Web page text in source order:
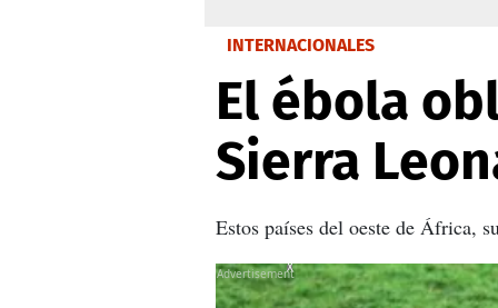
INTERNACIONALES
El ébola
Sierra
Estos países del oeste de África,
X